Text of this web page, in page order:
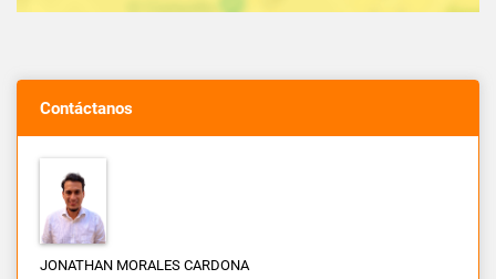
Contáctanos
JONATHAN MORALES CARDONA